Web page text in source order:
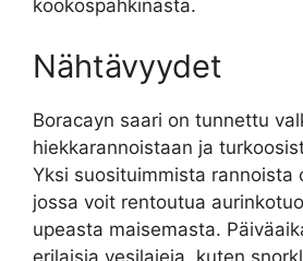
kookospähkinästä.
Nähtävyydet
Boracayn saari on tunnettu
hiekkarannoistaan ja
Yksi suosituimmista rannoista
jossa voit rentoutua
upeasta maisemasta.
erilaisia vesilajeja, kuten